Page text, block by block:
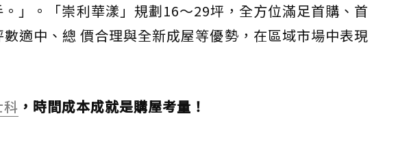
」。「崇利華漾」規劃16～29坪，全方位滿足首購、首
適中、總 價合理與全新成屋等優勢，在區域市場中表現
科 ，時間成本成就是購屋考量！